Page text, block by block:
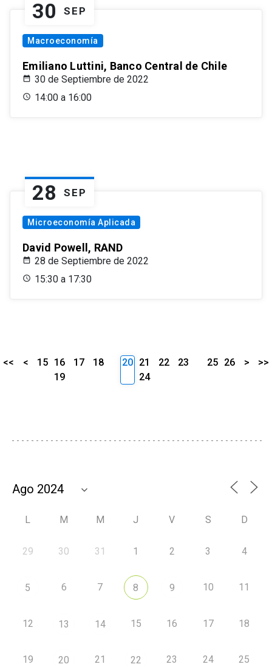
30 SEP
Macroeconomía
Emiliano Luttini, Banco Central de Chile
30 de Septiembre de 2022
14:00 a 16:00
28 SEP
Microeconomía Aplicada
David Powell, RAND
28 de Septiembre de 2022
15:30 a 17:30
<< < 15 16 17
18
19
20 21 22
23
24
25 26 > >>
L M M J V S D
29 30 31 1 2 3 4
5 6 7 8 9 10 11
12 13 14 15 16 17 18
19 20 21 22 23 24 25